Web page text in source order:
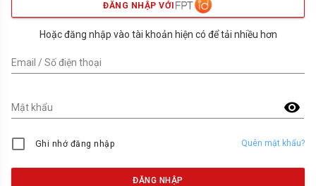
ĐĂNG NHẬP VỚI
Hoặc đăng nhập vào tài khoản hiện có để tải nhiều hơn
Email / Số điện thoại
visibility
Mật khẩu
Ghi nhớ đăng nhập Quên mật khẩu?
ĐĂNG NHẬP